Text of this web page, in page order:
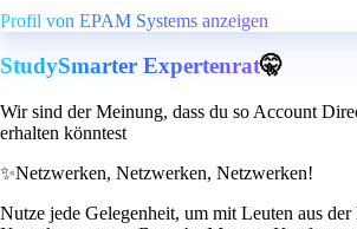
Profil von EPAM Systems anzeigen
StudySmarter Expertenrat🤫
Wir sind der Meinung, dass du so Account
erhalten könntest
✨Netzwerken, Netzwerken, Netzwerken!
Nutze jede Gelegenheit, um mit Leuten aus der